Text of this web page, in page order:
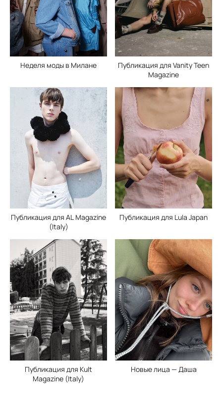
Неделя моды в Милане
Публикация для Vanity Teen
Magazine
Публикация для AL Magazine
(Italy)
Публикация для Lula Japan
Публикация для Kult
Magazine (Italy)
Новые лица — Даша